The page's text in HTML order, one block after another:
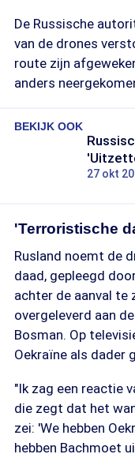
De Russische
van de drones
route zijn
anders
BEKIJK OOK
27 okt
'Terroristische
Rusland noemt de
daad, gepleegd
achter de aanval te
overgeleverd aan
Bosman. Op
Oekraïne als dader
"Ik zag een reactie
die zegt dat het
zei: 'We hebben
hebben Bachmoet